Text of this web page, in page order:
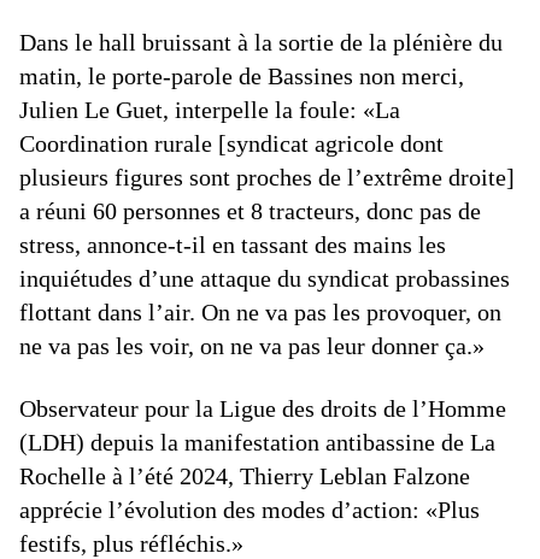
Dans le hall bruissant à la sortie de la plénière du
matin, le porte-parole de Bassines non merci,
Julien Le Guet, interpelle la foule: «La
Coordination rurale [syndicat agricole dont
plusieurs figures sont proches de l’extrême droite]
a réuni 60 personnes et 8 tracteurs, donc pas de
stress, annonce-t-il en tassant des mains les
inquiétudes d’une attaque du syndicat probassines
flottant dans l’air. On ne va pas les provoquer, on
ne va pas les voir, on ne va pas leur donner ça.»
Observateur pour la Ligue des droits de l’Homme
(LDH) depuis la manifestation antibassine de La
Rochelle à l’été 2024, Thierry Leblan Falzone
apprécie l’évolution des modes d’action: «Plus
festifs, plus réfléchis.»